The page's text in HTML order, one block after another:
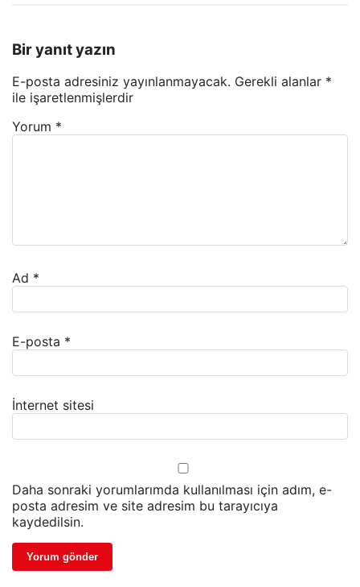
Bir yanıt yazın
E-posta adresiniz yayınlanmayacak. Gerekli alanlar *
ile işaretlenmişlerdir
Yorum *
Ad *
E-posta *
İnternet sitesi
Daha sonraki yorumlarımda kullanılması için adım, e-
posta adresim ve site adresim bu tarayıcıya
kaydedilsin.